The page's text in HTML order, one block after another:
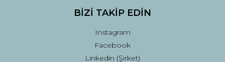
BİZİ TAKİP EDİN
Instagram
Facebook
Linkedin (Şirket)